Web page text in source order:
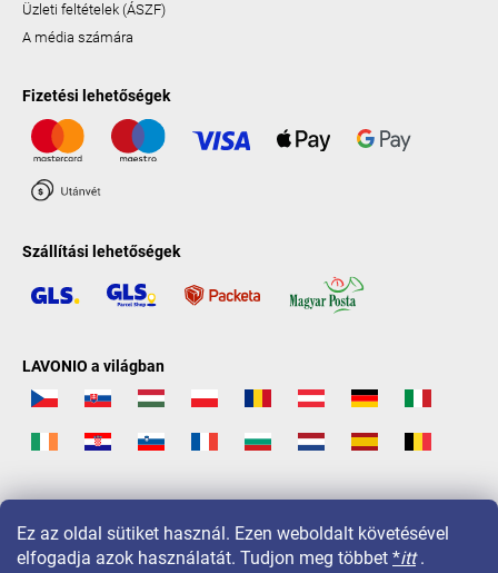
Ez az oldal sütiket használ. Ezen weboldalt követésével
elfogadja azok használatát. Tudjon meg többet *itt.
Üzleti feltételek (ÁSZF)
A média számára
Fizetési lehetőségek
Szállítási lehetőségek
LAVONIO a világban